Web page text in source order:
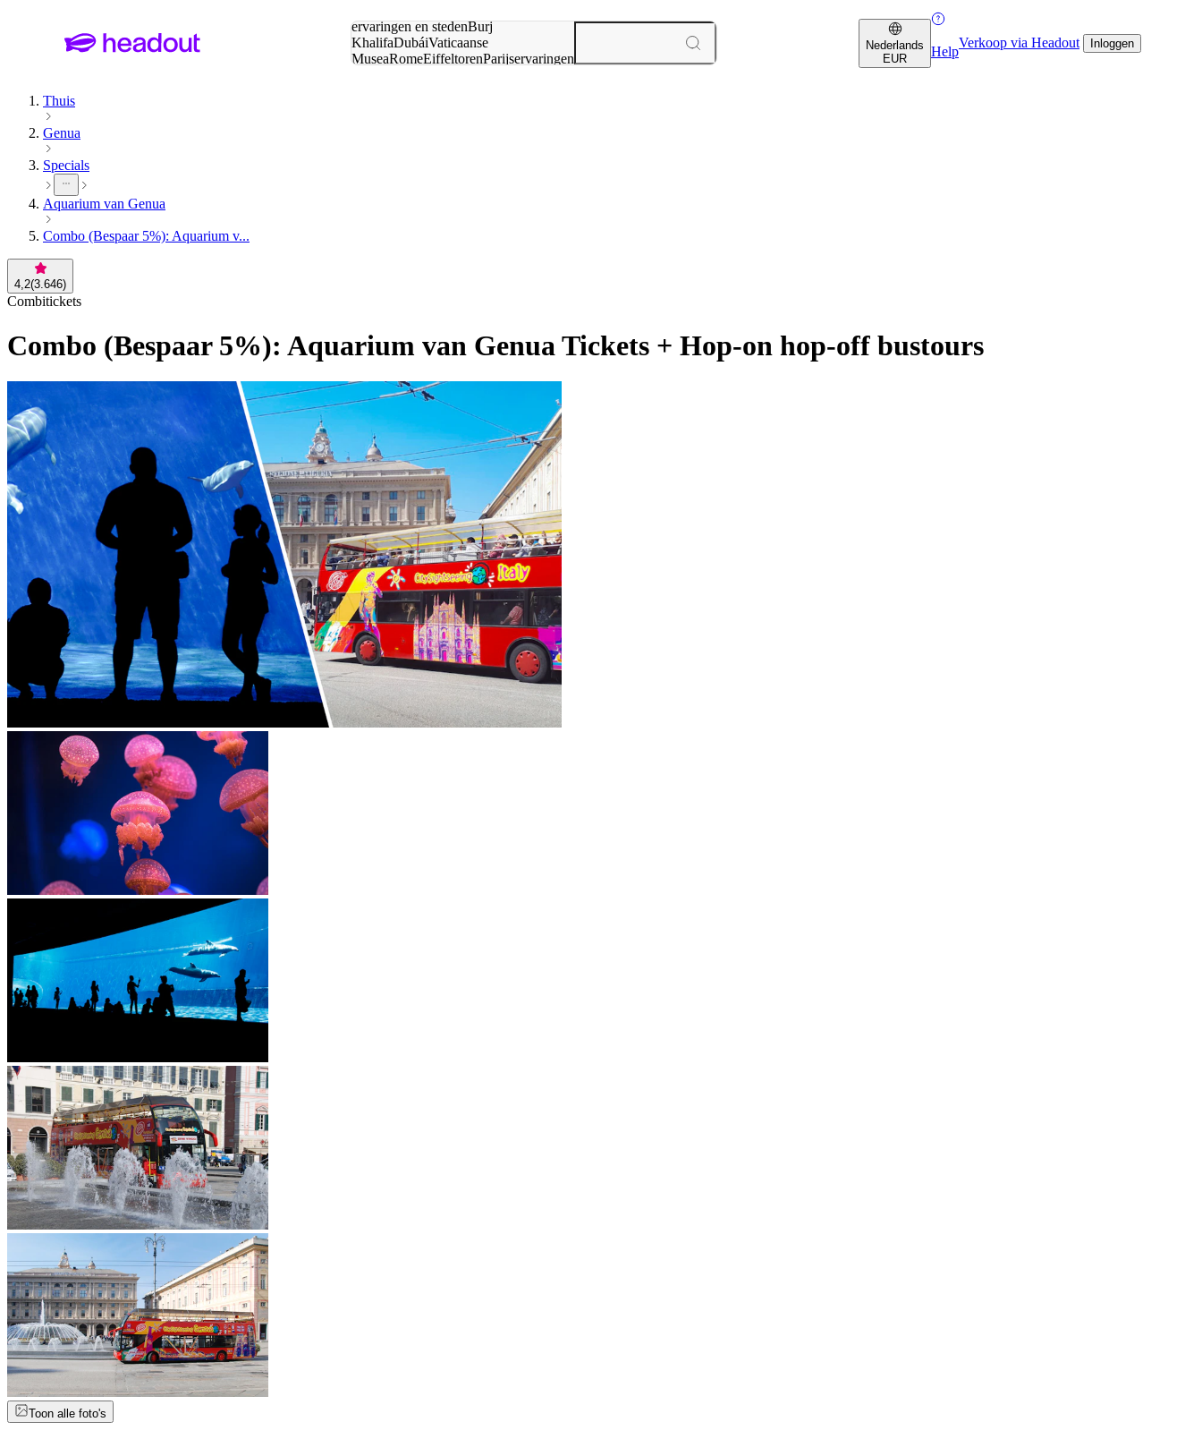
ervaringen en stedenBurj
KhalifaDubáiVaticaanse
MuseaRomeEiffeltorenParijservaringen
Nederlands
EUR
Help
Verkoop via Headout Inloggen
Thuis
Genua
Specials
Aquarium van Genua
Combo (Bespaar 5%): Aquarium v...
4,2(3.646)
Combitickets
Combo (Bespaar 5%): Aquarium van Genua Tickets + Hop-on hop-off bustours
Toon alle foto's